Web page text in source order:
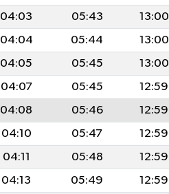
04:03 05:43 13:00
04:04 05:44 13:00
04:05 05:45 13:00
04:07 05:45 12:59
04:08 05:46 12:59
04:10 05:47 12:59
04:11 05:48 12:59
04:13 05:49 12:59